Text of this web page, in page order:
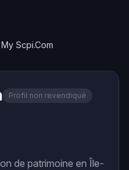
My Scpi.Com
Profil non revendiqué
de patrimoine en Île-